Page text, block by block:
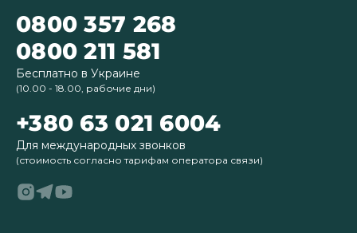
0800 357 268
0800 211 581
Бесплатно в Украине
(10.00 - 18.00, рабочие дни)
+380 63 021 6004
Для международных звонков
(стоимость согласно тарифам оператора связи)